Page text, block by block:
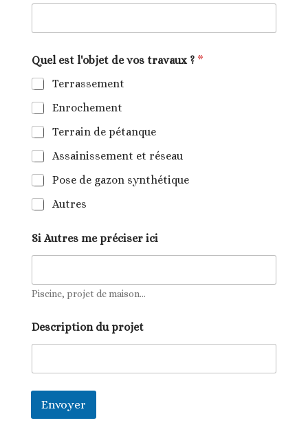
Quel est l'objet de vos travaux ? *
Terrassement
Enrochement
Terrain de pétanque
Assainissement et réseau
Pose de gazon synthétique
Autres
Si Autres me préciser ici
Piscine, projet de maison...
Description du projet
Envoyer